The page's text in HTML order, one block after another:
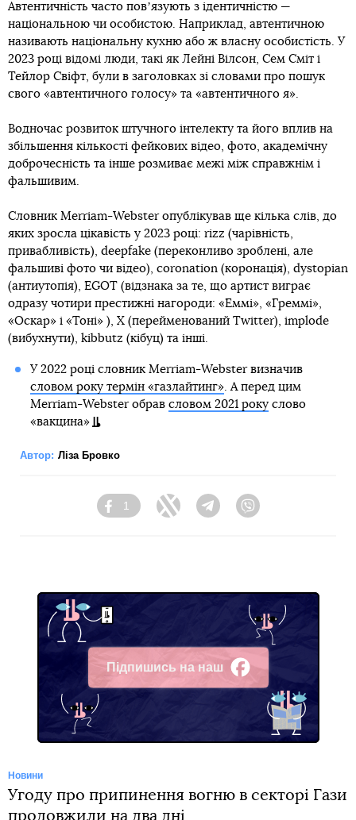
Автентичність часто повʼязують з ідентичністю —
національною чи особистою. Наприклад, автентичною
називають національну кухню або ж власну особистість. У
2023 році відомі люди, такі як Лейні Вілсон, Сем Сміт і
Тейлор Свіфт, були в заголовках зі словами про пошук
свого «автентичного голосу» та «автентичного я».
Водночас розвиток штучного інтелекту та його вплив на
збільшення кількості фейкових відео, фото, академічну
доброчесність та інше розмиває межі між справжнім і
фальшивим.
Словник Merriam-Webster опублікував ще кілька слів, до
яких зросла цікавість у 2023 році: rizz (чарівність,
привабливість), deepfake (переконливо зроблені, але
фальшиві фото чи відео), сoronation (коронація), dystopian
(антиутопія), EGOT (відзнака за те, що артист виграє
одразу чотири престижні нагороди: «Еммі», «Греммі»,
«Оскар» і «Тоні» ), Х (перейменований Twitter), implode
(вибухнути), kibbutz (кібуц) та інші.
У 2022 році словник Merriam-Webster визначив
словом року термін «газлайтинг». А перед цим
Merriam-Webster обрав словом 2021 рокуслово
«вакцина»
Автор: Ліза Бровко
Facebook
1
Twitter TelegramViber
Підпишись на наш
Facebook
Новини
Угоду про припинення вогню в секторі Гази
продовжили на два дні